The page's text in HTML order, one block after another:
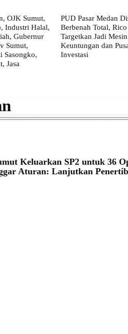
OJK Sumut,
Industri Halal,
Gubernur
Sumut,
Sasongko,
Jasa
PUD Pasar Medan
Berbenah Total, Rico
Targetkan Jadi Mesin
Keuntungan dan
Investasi
Keluarkan SP2 untuk 36
Aturan: Lanjutkan